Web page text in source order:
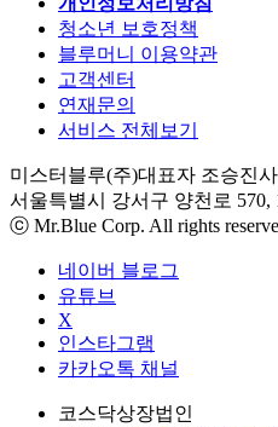
청소년 보호정책
블루머니 이용약관
고객센터
연재문의
서비스 전체보기
미스터블루(주)대표자 조승진
서울특별시 강서구 양천로 570,
ⓒ Mr.Blue Corp. All rights
네이버 블로그
유튜브
X
인스타그램
카카오톡 채널
코스닥상장법인